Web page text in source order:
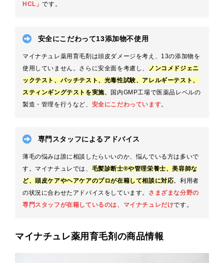
HCL」です。
安全にこだわって13添加物不使用
マイナチュレ薬用育毛剤は頭皮ダメージを考え、13の添加物を
使用していません。さらに安全面を考慮し、 ノンコメドジェニ
ックテスト、パッチテスト、光毒性試験、アレルギーテスト、
スティンギングテストを実施。国内GMP工場で医薬品レベルの
製造・管理を行うなど、 安全にこだわっています。
専門スタッフによるアドバイス
薄毛の悩みは誰に相談したらいいのか、悩んでいる方は多いで
す。マイナチュレでは、 毛髪診断士®や管理栄養士、美容師な
ど、頭皮ケアやヘアケアのプロが在籍して相談に対応。利用者
の状況に合わせたアドバイスをしています。 さまざまな分野の
専門スタッフが在籍しているのは、マイナチュレだけです。
マイナチュレ薬用育毛剤の商品情報